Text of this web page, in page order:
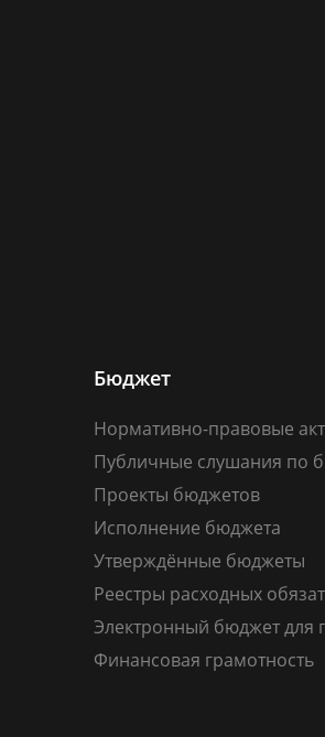
Бюджет
Нормативно-правовые
Публичные слушания по
Проекты бюджетов
Исполнение бюджета
Утверждённые бюджеты
Реестры расходных
Электронный бюджет для
Финансовая грамотность